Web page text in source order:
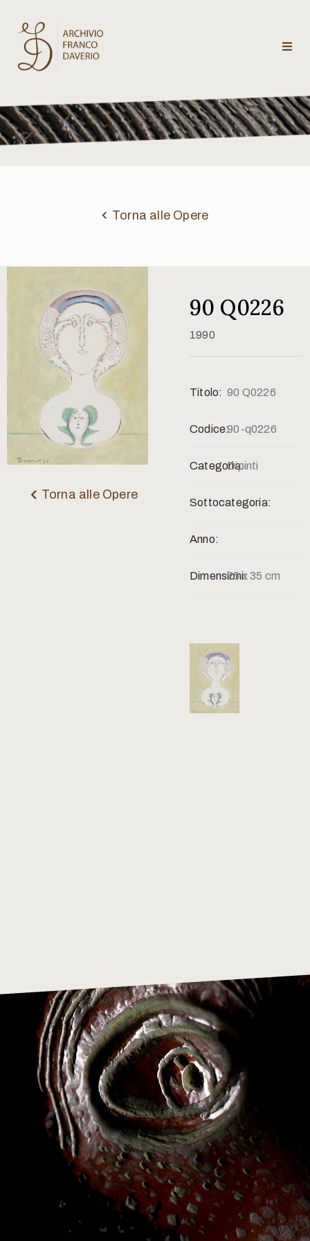
Archivio
Franco
Daverio
critici
Contatti
Torna alle Opere
Torna alle Opere
90 Q0226
1990
Titolo: 90 Q0226
Codice:90-q0226
Categoria:Dipinti
Sottocategoria:
Anno:
Dimensioni:25 x 35 cm